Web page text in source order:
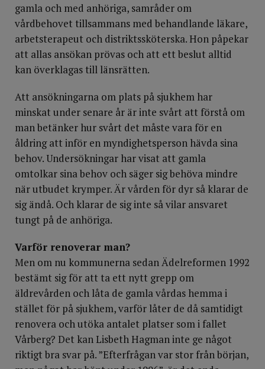
gamla och med anhöriga, samråder om
vårdbehovet tillsammans med behandlande läkare,
arbetsterapeut och distriktssköterska. Hon påpekar
att allas ansökan prövas och att ett beslut alltid
kan överklagas till länsrätten.
Att ansökningarna om plats på sjukhem har
minskat under senare år är inte svårt att förstå om
man betänker hur svårt det måste vara för en
åldring att inför en myndighetsperson hävda sina
behov. Undersökningar har visat att gamla
omtolkar sina behov och säger sig behöva mindre
när utbudet krymper. Är vården för dyr så klarar de
sig ändå. Och klarar de sig inte så vilar ansvaret
tungt på de anhöriga.
Varför renoverar man?
Men om nu kommunerna sedan Ädelreformen 1992
bestämt sig för att ta ett nytt grepp om
äldrevården och låta de gamla vårdas hemma i
stället för på sjukhem, varför låter de då samtidigt
renovera och utöka antalet platser som i fallet
Vårberg? Det kan Lisbeth Hagman inte ge något
riktigt bra svar på. ”Efterfrågan var stor från början,